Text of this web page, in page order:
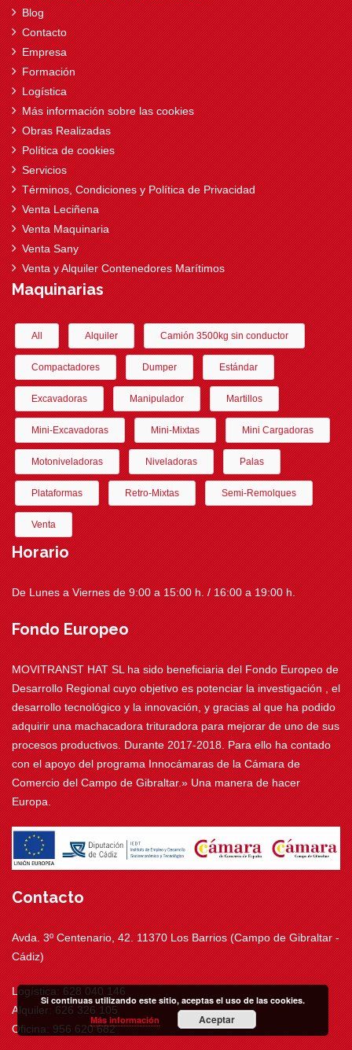
Blog
Contacto
Empresa
Formación
Logística
Más información sobre las cookies
Obras Realizadas
Política de cookies
Servicios
Términos, Condiciones y Política de Privacidad
Venta Leciñena
Venta Maquinaria
Venta Sany
Venta y Alquiler Contenedores Marítimos
Maquinarias
All Alquiler Camión 3500kg sin conductor
Compactadores Dumper Estándar
Excavadoras Manipulador Martillos
Mini-Excavadoras Mini-Mixtas Mini Cargadoras
Motoniveladoras Niveladoras Palas
Plataformas Retro-Mixtas Semi-Remolques
Venta
Horario
De Lunes a Viernes de 9:00 a 15:00 h. / 16:00 a 19:00 h.
Fondo Europeo
MOVITRANST HAT SL ha sido beneficiaria del Fondo Europeo de
Desarrollo Regional cuyo objetivo es potenciar la investigación , el
desarrollo tecnológico y la innovación, y gracias al que ha podido
adquirir una machacadora trituradora para mejorar de uno de sus
procesos productivos. Durante 2017-2018. Para ello ha contado
con el apoyo del programa Innocámaras de la Cámara de
Comercio del Campo de Gibraltar.» Una manera de hacer
Europa.
Contacto
Avda. 3º Centenario, 42. 11370 Los Barrios (Campo de Gibraltar -
Cádiz)
Logística: 628 040 146
Alquiler: 626 326 105
Oficina: 956 620 682
Si continuas utilizando este sitio, aceptas el uso de las cookies.
Más información
Aceptar